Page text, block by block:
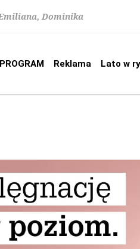
Dominika
PROGRAM Reklama Lato w